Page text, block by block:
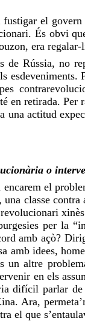
el
És obvi
era
Rússia, no
retirada.
una actitud
o
el
classe
per la
amb açò?
amb idees,
altre
en els
parlar
Ara,
el que